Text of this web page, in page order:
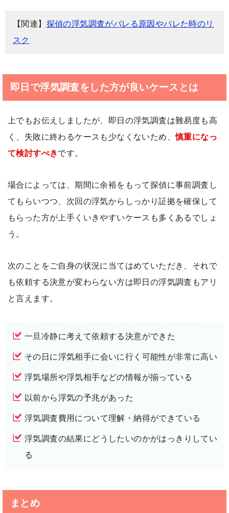
【関連】 探偵の浮気調査がバレる原因やバレた時のリ
スク
即日で浮気調査をした方が良いケースとは
上でもお伝えしましたが、即日の浮気調査は難易度も高
く、失敗に終わるケースも少なくないため、慎重になっ
て検討すべきです。
場合によっては、期間に余裕をもって探偵に事前調査し
てもらいつつ、次回の浮気からしっかり証拠を確保して
もらった方が上手くいきやすいケースも多くあるでしょ
う。
次のことをご自身の状況に当てはめていただき、それで
も依頼する決意が変わらない方は即日の浮気調査もアリ
と言えます。
一旦冷静に考えて依頼する決意ができた
その日に浮気相手に会いに行く可能性が非常に高い
浮気場所や浮気相手などの情報が揃っている
以前から浮気の予兆があった
浮気調査費用について理解・納得ができている
浮気調査の結果にどうしたいのかがはっきりしてい
る
まとめ